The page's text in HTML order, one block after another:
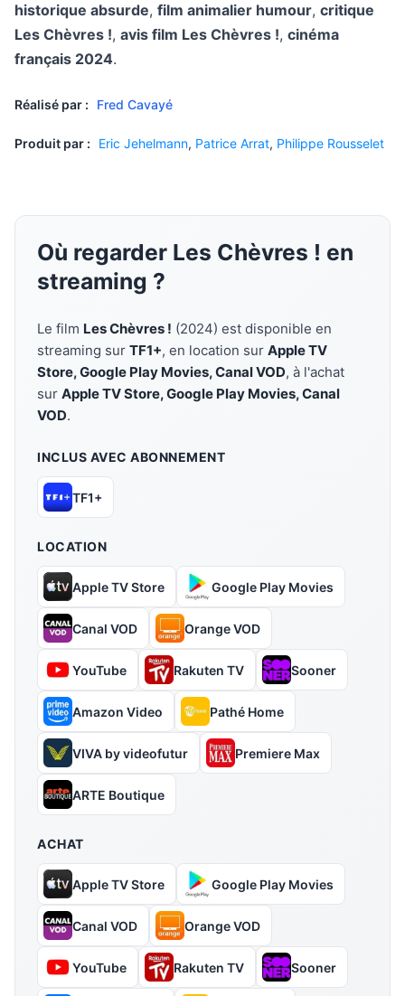
historique absurde, film animalier humour, critique
Les Chèvres !, avis film Les Chèvres !, cinéma
français 2024.
Réalisé par : Fred Cavayé
Produit par : Eric Jehelmann, Patrice Arrat, Philippe Rousselet
Où regarder Les Chèvres ! en
streaming ?
Le film Les Chèvres ! (2024) est disponible en
streaming sur TF1+, en location sur Apple TV
Store, Google Play Movies, Canal VOD, à l'achat
sur Apple TV Store, Google Play Movies, Canal
VOD.
INCLUS AVEC ABONNEMENT
TF1+
LOCATION
Apple TV Store Google Play Movies
Canal VOD Orange VOD
YouTube Rakuten TV Sooner
Amazon Video Pathé Home
VIVA by videofutur Premiere Max
ARTE Boutique
ACHAT
Apple TV Store Google Play Movies
Canal VOD Orange VOD
YouTube Rakuten TV Sooner